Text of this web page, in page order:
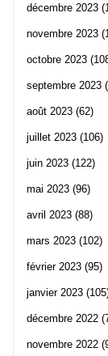
décembre 2023
novembre 2023
octobre 2023
septembre 2023
août 2023 (62)
juillet 2023 (106)
juin 2023 (122)
mai 2023 (96)
avril 2023 (88)
mars 2023 (102)
février 2023 (95)
janvier 2023
décembre 2022
novembre 2022